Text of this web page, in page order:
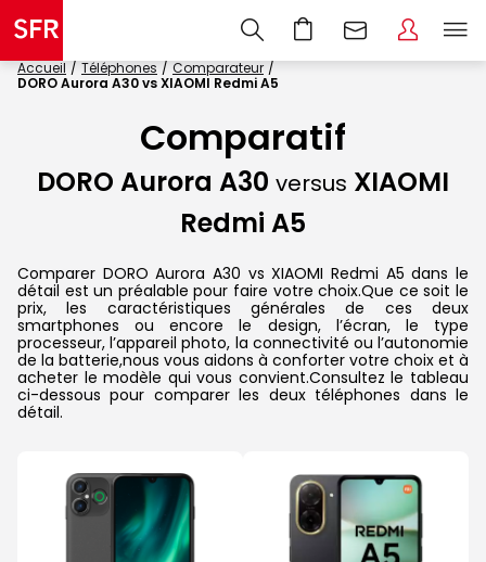
Accueil Téléphones
Comparateur
DORO Aurora A30 vs XIAOMI Redmi A5
Comparatif
DORO Aurora A30 versus XIAOMI
Redmi A5
Comparer DORO Aurora A30 vs XIAOMI Redmi A5 dans le
détail est un préalable pour faire votre choix.Que ce soit le
prix, les caractéristiques générales de ces deux
smartphones ou encore le design, l’écran, le type
processeur, l’appareil photo, la connectivité ou l’autonomie
de la batterie,nous vous aidons à conforter votre choix et à
acheter le modèle qui vous convient.Consultez le tableau
ci-dessous pour comparer les deux téléphones dans le
détail.